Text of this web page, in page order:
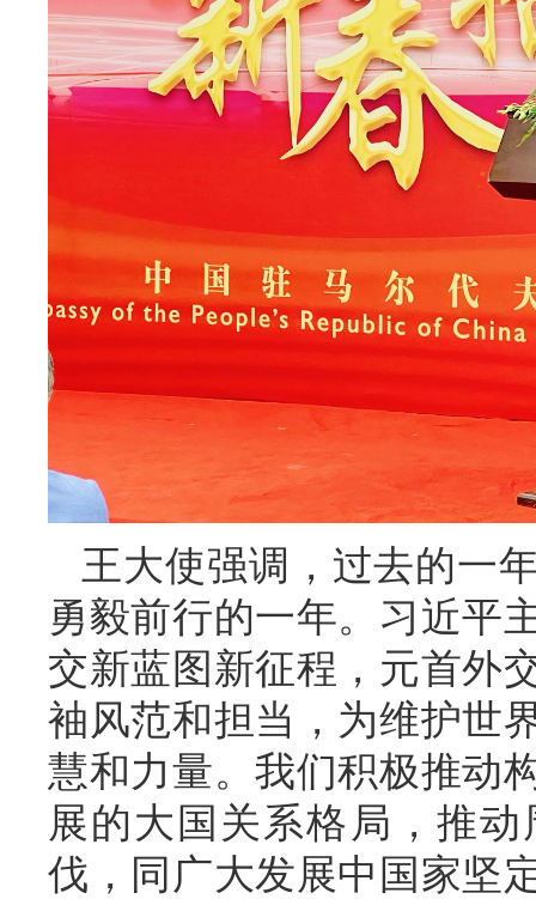
王大使强调，过去的一
勇毅前行的一年。习近平
交新蓝图新征程，元首外
袖风范和担当，为维护世
慧和力量。我们积极推动
展的大国关系格局，推
伐，同广大发展中国家坚